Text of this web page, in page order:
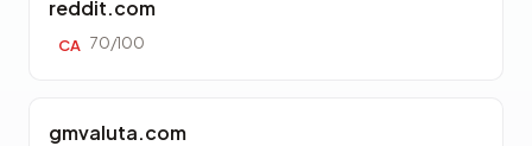
reddit.com
CA 70/100
gmvaluta.com